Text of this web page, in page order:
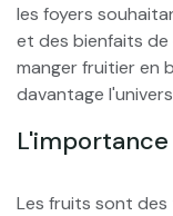
les foyers
et des bienfaits de
manger fruitier en
davantage
Les fruits sont